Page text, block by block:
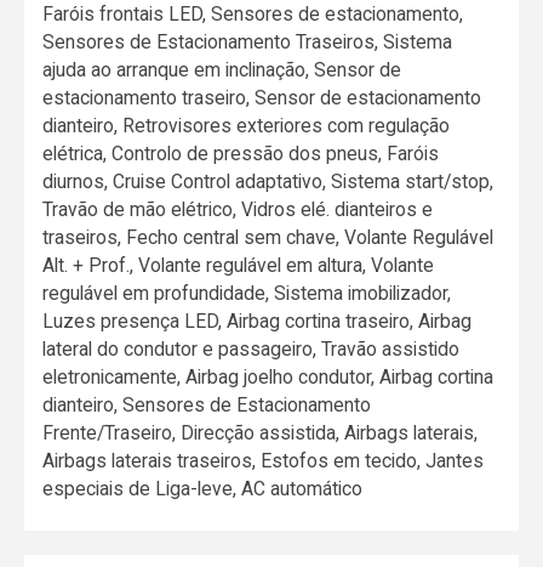
Faróis frontais LED, Sensores de estacionamento,
Sensores de Estacionamento Traseiros, Sistema
ajuda ao arranque em inclinação, Sensor de
estacionamento traseiro, Sensor de estacionamento
dianteiro, Retrovisores exteriores com regulação
elétrica, Controlo de pressão dos pneus, Faróis
diurnos, Cruise Control adaptativo, Sistema start/stop,
Travão de mão elétrico, Vidros elé. dianteiros e
traseiros, Fecho central sem chave, Volante Regulável
Alt. + Prof., Volante regulável em altura, Volante
regulável em profundidade, Sistema imobilizador,
Luzes presença LED, Airbag cortina traseiro, Airbag
lateral do condutor e passageiro, Travão assistido
eletronicamente, Airbag joelho condutor, Airbag cortina
dianteiro, Sensores de Estacionamento
Frente/Traseiro, Direcção assistida, Airbags laterais,
Airbags laterais traseiros, Estofos em tecido, Jantes
especiais de Liga-leve, AC automático